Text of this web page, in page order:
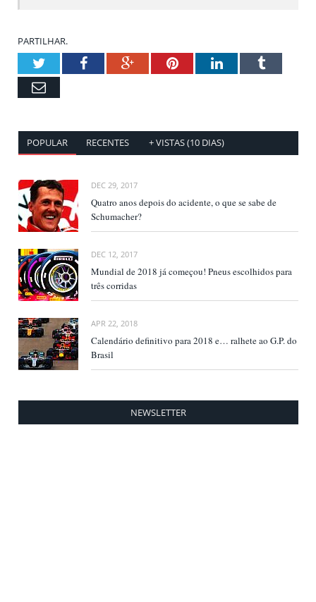
PARTILHAR.
TwitterFacebookGoogle+PinterestLinkedInTumblr
Email
POPULAR RECENTES + VISTAS (10 DIAS)
DEC 29, 2017
Quatro anos depois do acidente, o que se sabe de
Schumacher?
DEC 12, 2017
Mundial de 2018 já começou! Pneus escolhidos para
três corridas
APR 22, 2018
Calendário definitivo para 2018 e… ralhete ao G.P. do
Brasil
NEWSLETTER